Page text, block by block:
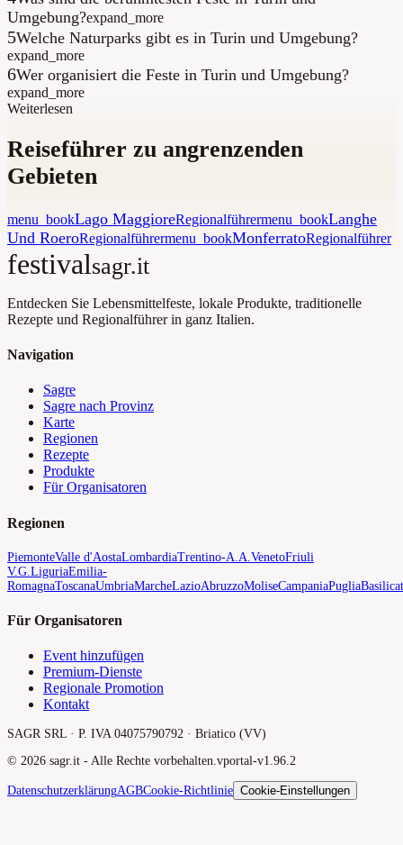
Umgebung?expand_more
5Welche Naturparks gibt es in Turin und Umgebung?
expand_more
6Wer organisiert die Feste in Turin und Umgebung?
expand_more
Weiterlesen
Reiseführer zu angrenzenden
Gebieten
menu_bookLago MaggioreRegionalführermenu_bookLanghe
Und RoeroRegionalführermenu_bookMonferratoRegionalführer
festivalsagr.it
Entdecken Sie Lebensmittelfeste, lokale Produkte, traditionelle
Rezepte und Regionalführer in ganz Italien.
Navigation
Sagre
Sagre nach Provinz
Karte
Regionen
Rezepte
Produkte
Für Organisatoren
Regionen
PiemonteValle d'AostaLombardiaTrentino-A.A. VenetoFriuli
V.G. LiguriaEmilia-
RomagnaToscanaUmbriaMarcheLazioAbruzzoMoliseCampaniaPuglia
Für Organisatoren
Event hinzufügen
Premium-Dienste
Regionale Promotion
Kontakt
SAGR SRL · P. IVA 04075790792 · Briatico (VV)
© 2026 sagr.it - Alle Rechte vorbehalten.vportal-v1.96.2
DatenschutzerklärungAGBCookie-Richtlinie Cookie-Einstellungen